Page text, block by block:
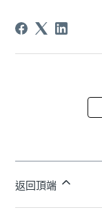
返回頂端